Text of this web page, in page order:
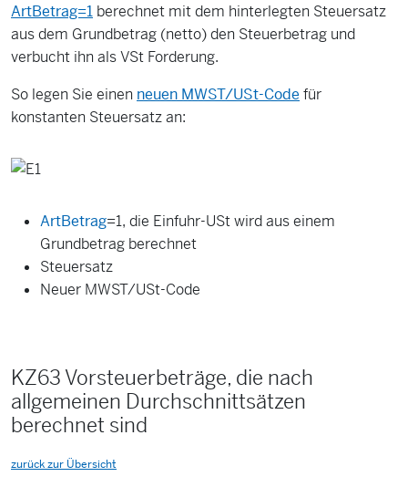
ArtBetrag=1 berechnet mit dem hinterlegten Steuersatz
aus dem Grundbetrag (netto) den Steuerbetrag und
verbucht ihn als VSt Forderung.
So legen Sie einen neuen MWST/USt-Code für
konstanten Steuersatz an:
ArtBetrag=1, die Einfuhr-USt wird aus einem
Grundbetrag berechnet
Steuersatz
Neuer MWST/USt-Code
KZ63 Vorsteuerbeträge, die nach
allgemeinen Durchschnittsätzen
berechnet sind
zurück zur Übersicht